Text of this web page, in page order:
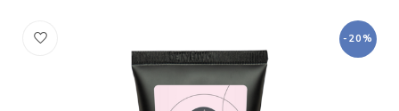
-20%